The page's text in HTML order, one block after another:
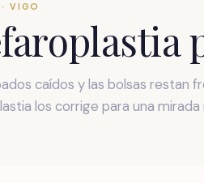
VIGO
caídos y las bolsas restan
los corrige para una